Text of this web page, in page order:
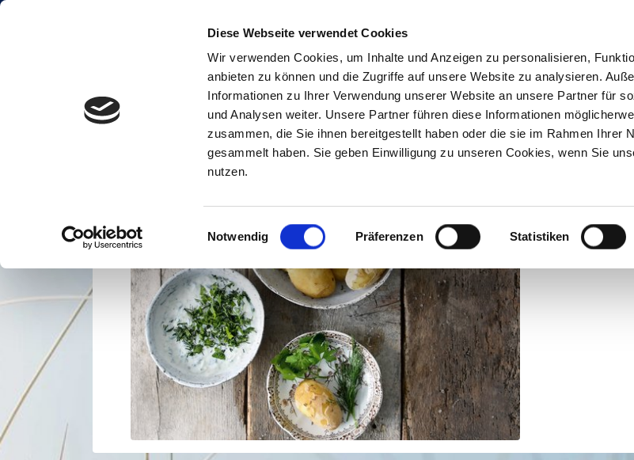
Diese Webseite verwendet Cookies
Wir verwenden Cookies, um Inhalte und Anzeigen zu personalisieren,
anbieten zu können und die Zugriffe auf unsere Website zu analysieren.
Informationen zu Ihrer Verwendung unserer Website an unsere Partner für
und Analysen weiter. Unsere Partner führen diese Informationen
zusammen, die Sie ihnen bereitgestellt haben oder die sie im Rahmen Ihrer
gesammelt haben. Sie geben Einwilligung zu unseren Cookies, wenn Sie
nutzen.
Einwilligungsauswahl
Notwendig Präferenzen Statistiken
Kartoffeln
würzige
PDF